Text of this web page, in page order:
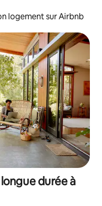
logement sur Airbnb
durée à